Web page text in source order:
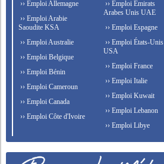
›› Emploi Allemagne
›› Emploi Arabie
Saoudite KSA
›› Emploi Australie
›› Emploi Belgique
›› Emploi Bénin
›› Emploi Cameroun
›› Emploi Canada
›› Emploi Côte d'Ivoire
›› Emploi Émirats
Arabes Unis UAE
›› Emploi Espagne
›› Emploi États-Unis
USA
›› Emploi France
›› Emploi Italie
›› Emploi Kuwait
›› Emploi Lebanon
›› Emploi Libye